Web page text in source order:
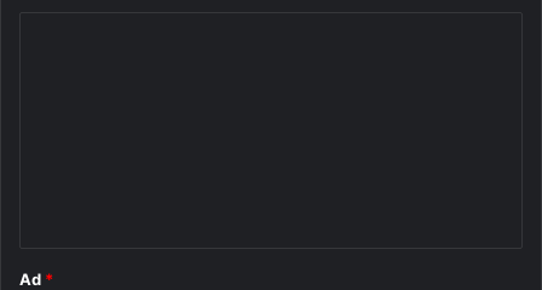
Ad *